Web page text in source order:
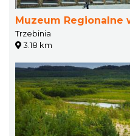
Muzeum Regionalne
Trzebinia
3.18 km